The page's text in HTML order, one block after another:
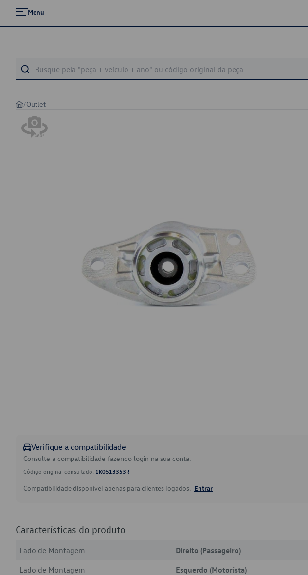
Menu
/Outlet
Verifique a compatibilidade
Consulte a compatibilidade fazendo login na sua conta.
Código original consultado: 1K0513353R
Compatibilidade disponível apenas para clientes logados. Entrar
Características do produto
Lado de Montagem
Direito (Passageiro)
Lado de Montagem
Esquerdo (Motorista)